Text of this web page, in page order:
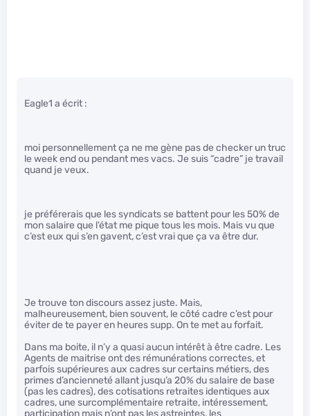
Eagle1 a écrit :
moi personnellement ça ne me gène pas de checker un truc
le week end ou pendant mes vacs. Je suis “cadre” je travail
quand je veux.
je préférerais que les syndicats se battent pour les 50% de
mon salaire que l’état me pique tous les mois. Mais vu que
c’est eux qui s’en gavent, c’est vrai que ça va être dur.
Je trouve ton discours assez juste. Mais,
malheureusement, bien souvent, le côté cadre c’est pour
éviter de te payer en heures supp. On te met au forfait.
Dans ma boite, il n’y a quasi aucun intérêt à être cadre. Les
Agents de maitrise ont des rémunérations correctes, et
parfois supérieures aux cadres sur certains métiers, des
primes d’ancienneté allant jusqu’a 20% du salaire de base
(pas les cadres), des cotisations retraites identiques aux
cadres, une surcomplémentaire retraite, intéressement,